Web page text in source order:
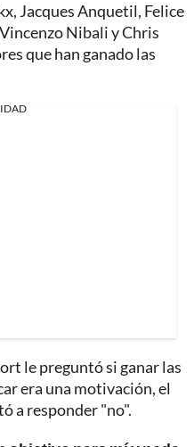
Jacques Anquetil, Felice
Nibali y Chris
que han ganado las
le preguntó si ganar las
era una motivación, el
a responder "no".